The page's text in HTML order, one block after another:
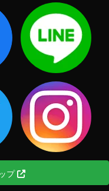
プ